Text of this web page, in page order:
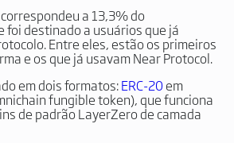
correspondeu a 13,3% do
destinado a usuários que já
Entre eles, estão os primeiros
e os que já usavam Near Protocol.
em dois formatos:ERC-20em
fungible token), que funciona
de padrão LayerZero de camada